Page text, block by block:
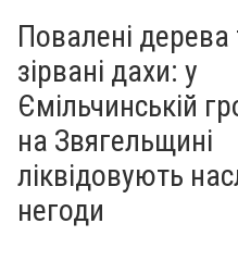
Повалені дерева
зірвані дахи: у
Ємільчинській
на Звягельщині
ліквідовують
негоди